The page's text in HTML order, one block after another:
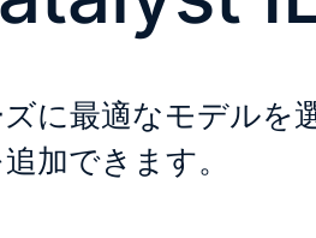
に最適なモデルを
加できます。